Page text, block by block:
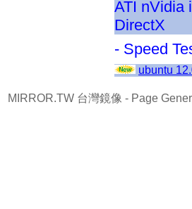
ATI nVidia
DirectX
- Speed
ubuntu
MIRROR.TW 台灣鏡像 - Page